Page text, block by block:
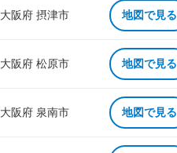
大阪府 摂津市 地図で見る
大阪府 松原市 地図で見る
大阪府 泉南市 地図で見る